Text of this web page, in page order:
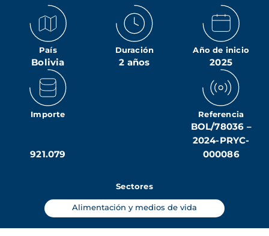
País
Bolivia
Duración
2 años
Año de inicio
2025
Importe
921.079
Referencia
BOL/78036 –
2024-PRYC-
000086
Sectores
Alimentación y medios de vida